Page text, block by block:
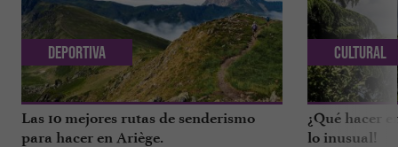
Las 10 mejores rutas de senderismo
para hacer en Ariège.
Deportiva
¿Qué hacer
lo inusual!
Cultural